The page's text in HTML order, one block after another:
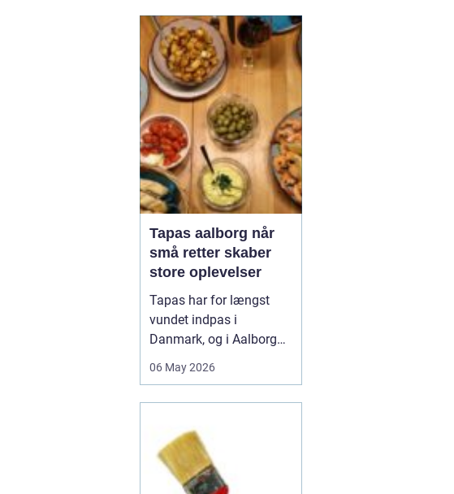
hele familien. Mange går
længe alene med
skammen og tvivlen, før
de søger hjælp. Her kan
professionel
misbrugsbehandling g...
Tapas aalborg når
små retter skaber
store oplevelser
Tapas har for længst
vundet indpas i
Danmark, og i Aalborg
deres helt eget liv. Her
deletradition, og
resultatet er en afslappet
spiseform, hvor smag,
06 May 2026